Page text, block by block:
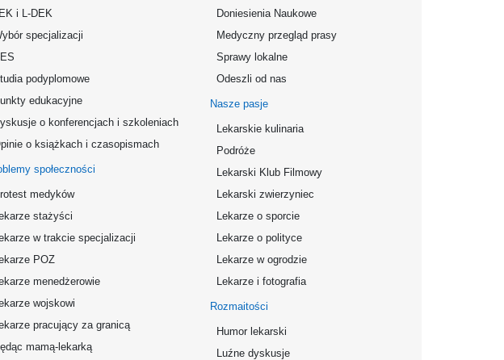
i L-DEK
specjalizacji
podyplomowe
edukacyjne
o konferencjach i szkoleniach
o książkach i czasopismach
społeczności
medyków
stażyści
w trakcie specjalizacji
POZ
menedżerowie
wojskowi
pracujący za granicą
mamą-lekarką
Doniesienia Naukowe
Medyczny przegląd prasy
Sprawy lokalne
Odeszli od nas
Nasze pasje
Lekarskie kulinaria
Podróże
Lekarski Klub Filmowy
Lekarski zwierzyniec
Lekarze o sporcie
Lekarze o polityce
Lekarze w ogrodzie
Lekarze i fotografia
Rozmaitości
Humor lekarski
Luźne dyskusje